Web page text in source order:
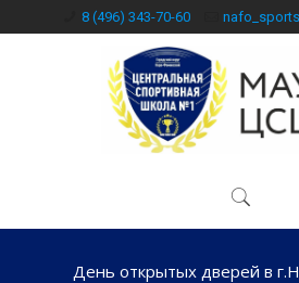
8 (496) 343-70-60
День открытых дверей в